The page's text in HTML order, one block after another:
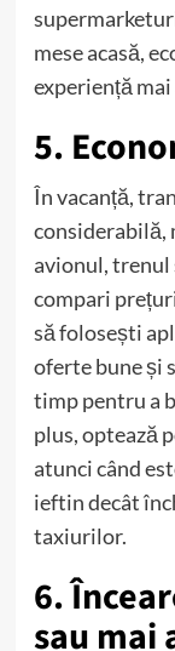
mese acasă,
experiență
5.
În vacanță,
considerabilă,
avionul, trenul
compari
să folosești
oferte bune și
timp pentru a
plus, optează
atunci când
ieftin decât
taxiurilor.
6.
sau mai